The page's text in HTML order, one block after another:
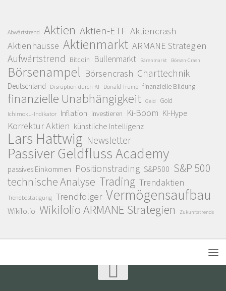
Abwärtstrend Aktien Aktien-ETF Aktiencrash
Aktienhausse Aktienmarkt ARMANE Strategien
Aufwärtstrend Bitcoin Bullenmarkt Bärenmarkt Börsen-Crash
Börsenampel Börsencrash Charttechnik
Deutschland Disruption durch KI Donald Trump finanzielle Bildung
finanzielle Unabhängigkeit Geld Gold
Ichimoku-Indikator Inflation investieren Ki-Boom KI-Hype
Korrektur Aktien künstliche Intelligenz
Lars Hattwig Newsletter
Passiver Geldfluss Academy
passives Einkommen Positionstrading S&P500 S&P 500
technische Analyse Trading Trendaktien
Trendbestätigung Trendfolger Vermögensaufbau
Wikifolio Wikifolio ARMANE Strategien Zukunftstrends